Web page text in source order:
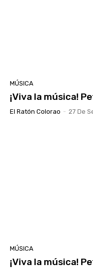
MÚSICA
¡Viva la música!
El Ratón Colorao - 27 De
MÚSICA
¡Viva la música!